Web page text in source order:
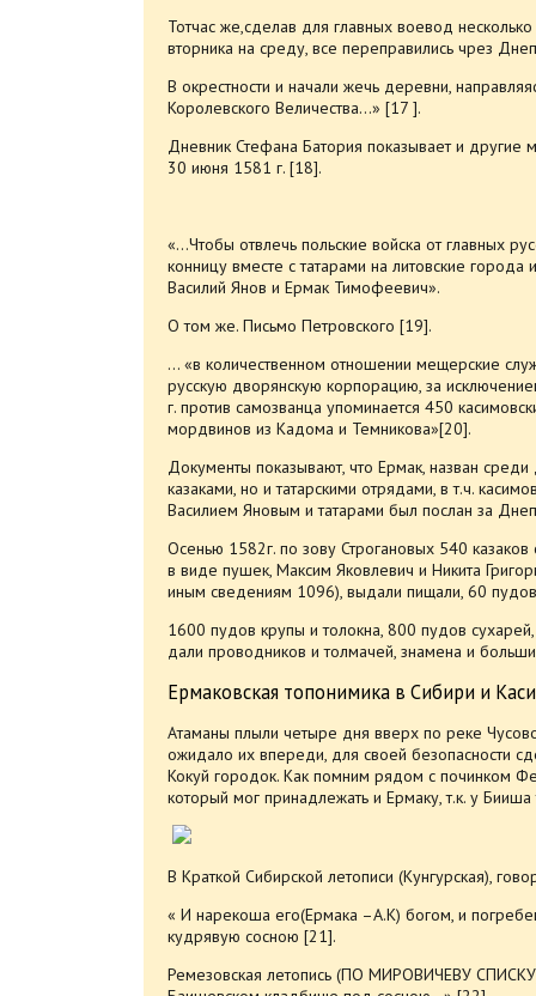
Тотчас же,сделав для главных воевод
вторника на среду, все переправились чрез
В окрестности и начали жечь деревни,
Королевского Величества…» [17 ].
Дневник Стефана Батория показывает и другие
30 июня 1581 г. [18].
«…Чтобы отвлечь польские войска от главных
конницу вместе с татарами на литовские
Василий Янов и Ермак Тимофеевич».
О том же. Письмо Петровского [19].
… «в количественном отношении мещерские
русскую дворянскую корпорацию, за
г. против самозванца упоминается 450
мордвинов из Кадома и Темникова»[20].
Документы показывают, что Ермак, назван
казаками, но и татарскими отрядами, в т.ч.
Василием Яновым и татарами был послан за
Осенью 1582г. по зову Строгановых 540
в виде пушек, Максим Яковлевич и Никита
иным сведениям 1096), выдали пищали, 60
1600 пудов крупы и толокна, 800 пудов
дали проводников и толмачей, знамена и больши
Ермаковская топонимика в Сибири и
Атаманы плыли четыре дня вверх по реке
ожидало их впереди, для своей безопасности
Кокуй городок. Как помним рядом с починком
который мог принадлежать и Ермаку, т.к. у
В Краткой Сибирской летописи (Кунгурская),
« И нарекоша его(Ермака –А.К) богом, и
кудрявую сосною [21].
Ремезовская летопись (ПО МИРОВИЧЕВУ